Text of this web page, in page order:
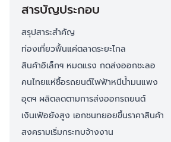
สารบัญประกอบ
สรุปสาระสำคัญ
ท่องเที่ยวฟื้นแค่ตลาดระยะไกล
สินค้าอิเล็กฯ หมดแรง กดส่งออกชะลอ
คนไทยแห่ซื้อรถยนต์ไฟฟ้าหนีน้ำมนแพง
อุตฯ ผลิตลดตามการส่งออกรถยนต์
เงินเฟ้อยังสูง เอกชนทยอยขึ้นราคาสินค้า
สงครามเริ่มกระทบจ้างงาน